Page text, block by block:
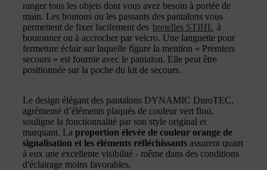
ranger tous les objets dont vous avez besoin à portée de
main. Les boutons ou les passants des pantalons vous
permettent de fixer facilement des bretelles STIHL à
boutonner ou à accrocher par velcro. Une languette pour
fermeture éclair sur laquelle figure la mention « Premiers
secours » est fournie avec le pantalon. Elle peut être
positionnée sur la poche du kit de secours.
Le design élégant des pantalons DYNAMIC DuroTEC,
agrémenté d’éléments plaqués de couleur vert fluo,
souligne la fonctionnalité par son style original et
marquant. La proportion élevée de couleur orange de
signalisation et les éléments réfléchissants assurent quant
à eux une excellente visibilité - même dans des conditions
d'éclairage moins favorables.